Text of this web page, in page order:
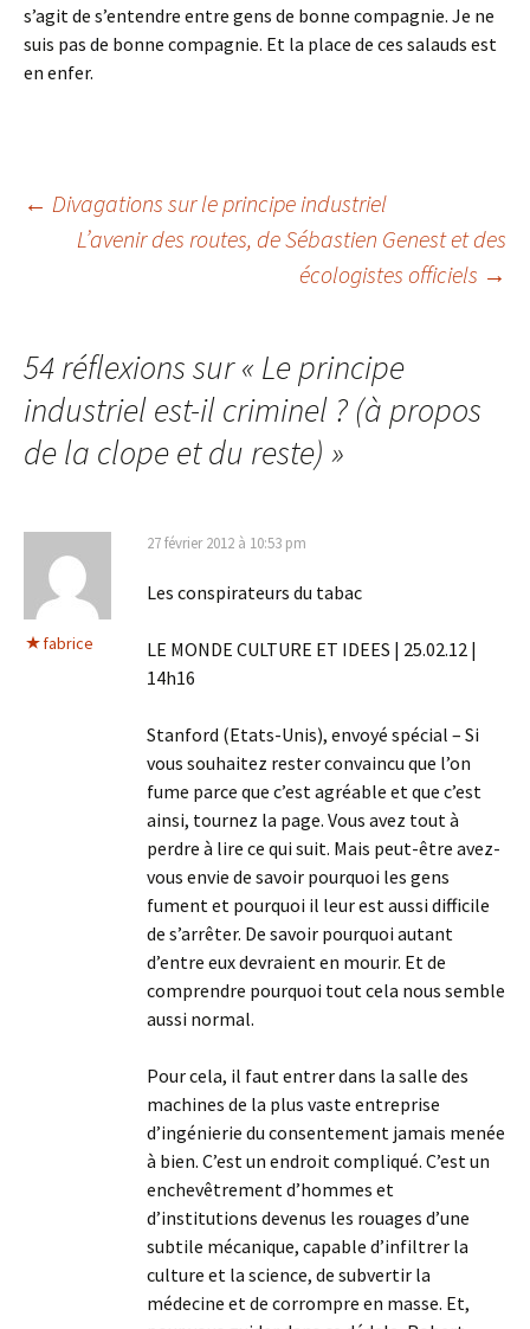
s’agit de s’entendre entre gens de bonne compagnie. Je ne
suis pas de bonne compagnie. Et la place de ces salauds est
en enfer.
Navigation
articles
← Divagations sur le principe industriel
L’avenir des routes, de Sébastien Genest et des
écologistes officiels →
54 réflexions sur « Le principe
industriel est-il criminel ? (à propos
de la clope et du reste) »
fabrice
27 février 2012 à 10:53 pm
Les conspirateurs du tabac
LE MONDE CULTURE ET IDEES | 25.02.12 |
14h16
Stanford (Etats-Unis), envoyé spécial – Si
vous souhaitez rester convaincu que l’on
fume parce que c’est agréable et que c’est
ainsi, tournez la page. Vous avez tout à
perdre à lire ce qui suit. Mais peut-être avez-
vous envie de savoir pourquoi les gens
fument et pourquoi il leur est aussi difficile
de s’arrêter. De savoir pourquoi autant
d’entre eux devraient en mourir. Et de
comprendre pourquoi tout cela nous semble
aussi normal.
Pour cela, il faut entrer dans la salle des
machines de la plus vaste entreprise
d’ingénierie du consentement jamais menée
à bien. C’est un endroit compliqué. C’est un
enchevêtrement d’hommes et
d’institutions devenus les rouages d’une
subtile mécanique, capable d’infiltrer la
culture et la science, de subvertir la
médecine et de corrompre en masse. Et,